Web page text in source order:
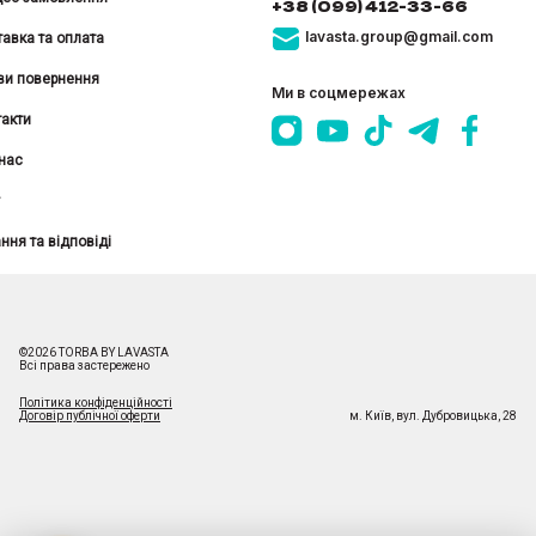
та оплата
повернення
та відповіді
+38 (099) 412-33-66
Ми в соцмережах
lavasta.group@gmail.com
©2026TORBA BY LAVASTA
Всі права застережено
Політика конфіденційності
Договір публічної оферти
м. Київ вул. Дубровицька, 28